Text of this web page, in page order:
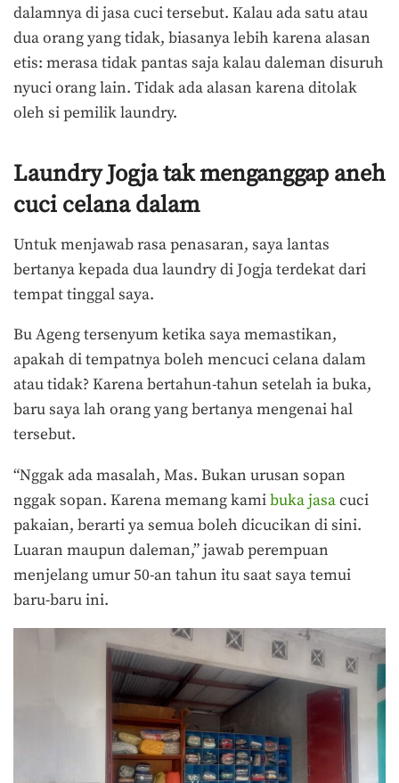
dalamnya di jasa cuci tersebut. Kalau ada satu atau
dua orang yang tidak, biasanya lebih karena alasan
etis: merasa tidak pantas saja kalau daleman disuruh
nyuci orang lain. Tidak ada alasan karena ditolak
oleh si pemilik laundry.
Laundry Jogja tak menganggap aneh
cuci celana dalam
Untuk menjawab rasa penasaran, saya lantas
bertanya kepada dua laundry di Jogja terdekat dari
tempat tinggal saya.
Bu Ageng tersenyum ketika saya memastikan,
apakah di tempatnya boleh mencuci celana dalam
atau tidak? Karena bertahun-tahun setelah ia buka,
baru saya lah orang yang bertanya mengenai hal
tersebut.
“Nggak ada masalah, Mas. Bukan urusan sopan
nggak sopan. Karena memang kamibuka jasacuci
pakaian, berarti ya semua boleh dicucikan di sini.
Luaran maupun daleman,” jawab perempuan
menjelang umur 50-an tahun itu saat saya temui
baru-baru ini.